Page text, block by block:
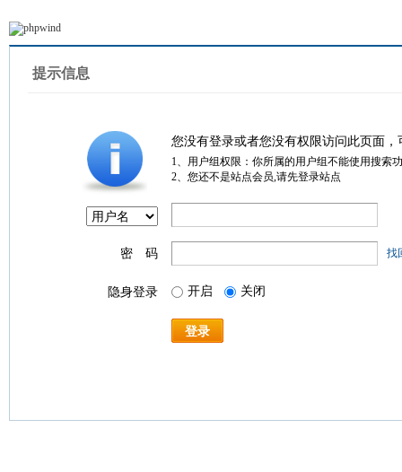
提示信息
您没有登录或者您没有权限访问此页面
1、用户组权限：你所属的用户组不能使用搜索
2、您还不是站点会员,请先登录站点
密 码 找
隐身登录 开启 关闭
登录